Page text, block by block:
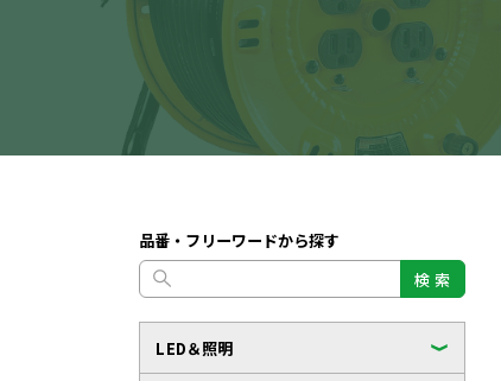
品番・フリーワードから探す
検 索
LED＆照明